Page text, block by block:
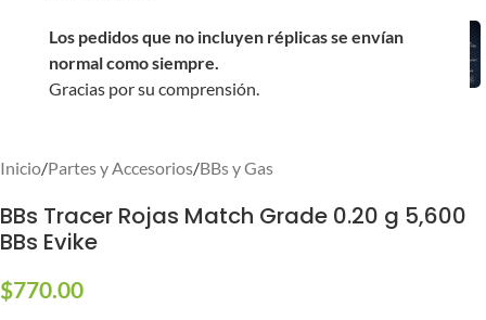
Los pedidos que no incluyen réplicas se envían
normal como siempre.
Gracias por su comprensión.
Inicio/Partes y Accesorios/BBs y Gas
BBs Tracer Rojas Match Grade 0.20 g 5,600
BBs Evike
$770.00